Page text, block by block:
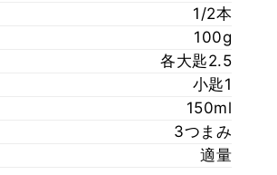
1/2本
100g
各大匙2.5
小匙1
150ml
3つまみ
適量